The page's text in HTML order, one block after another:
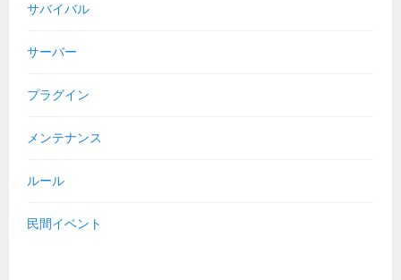
サバイバル
サーバー
プラグイン
メンテナンス
ルール
民間イベント